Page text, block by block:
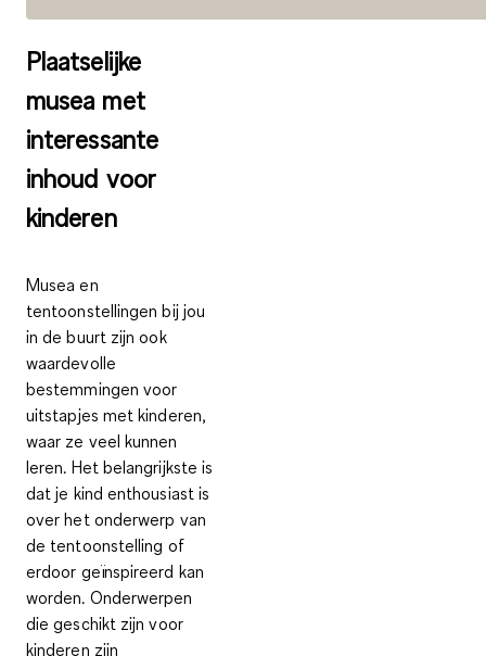
Plaatselijke
musea met
interessante
inhoud voor
kinderen
Musea en
tentoonstellingen bij jou
in de buurt zijn ook
waardevolle
bestemmingen voor
uitstapjes met kinderen,
waar ze veel kunnen
leren. Het belangrijkste is
dat je kind enthousiast is
over het onderwerp van
de tentoonstelling of
erdoor geïnspireerd kan
worden. Onderwerpen
die geschikt zijn voor
kinderen zijn